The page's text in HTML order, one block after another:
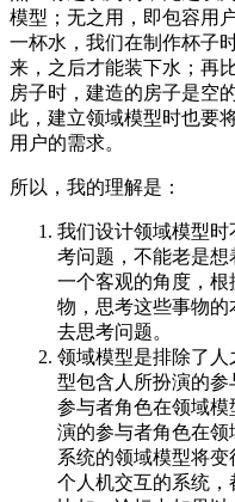
模型；无之用，即包容用
一杯水，我们在制作杯子
来，之后才能装下水；再
房子时，建造的房子是空
此，建立领域模型时也要
用户的需求。
所以，我的理解是：
我们设计领域模型
考问题，不能老是
一个客观的角度，
物，思考这些事物
去思考问题。
领域模型是排除了
型包含人所扮演的
参与者角色在领域
演的参与者角色在
系统的领域模型将
个人机交互的系统，